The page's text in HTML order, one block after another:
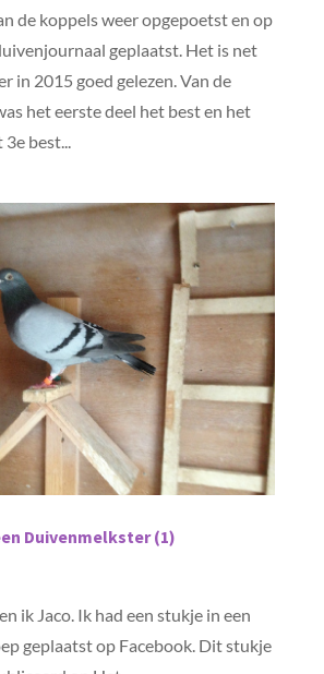
de koppels weer opgepoetst en op
geplaatst. Het is net
in 2015 goed gelezen. Van de
het eerste deel het best en het
best...
Duivenmelkster (1)
ik Jaco. Ik had een stukje in een
geplaatst op Facebook. Dit stukje